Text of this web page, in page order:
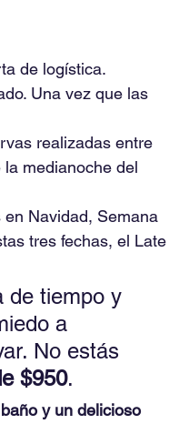
de logística.
Una vez que las
realizadas entre
la medianoche del
Navidad, Semana
tres fechas, el Late
de tiempo y
a
No estás
$950.
y un delicioso